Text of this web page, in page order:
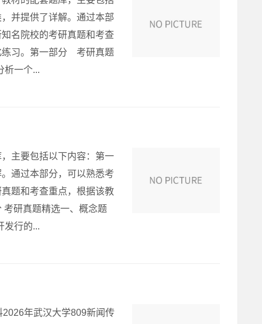
并提供了详解。通过本部
名院校的考研真题和考查
练习。第一部分 考研真题
析一个...
主要包括以下内容：第一
通过本部分，可以熟悉考
题和考查重点，根据该教
研真题精选一、概念题
发行的...
年武汉大学809新闻传